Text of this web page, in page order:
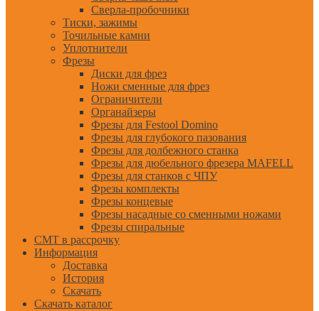
Сверла-пробочники
Тиски, зажимы
Точильные камни
Уплотнители
Фрезы
Диски для фрез
Ножи сменные для фрез
Ограничители
Органайзеры
Фрезы для Festool Domino
Фрезы для глубокого пазования
Фрезы для долбежного станка
Фрезы для дюбельного фрезера MAFELL
Фрезы для станков с ЧПУ
Фрезы комплекты
Фрезы концевые
Фрезы насадные со сменными ножами
Фрезы спиральные
CMT в рассрочку
Информация
Доставка
История
Скачать
Скачать каталог